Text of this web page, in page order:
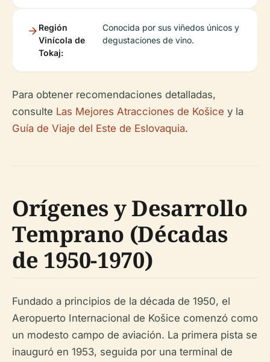
Región
Vinícola de
Tokaj:
Conocida por sus viñedos únicos y
degustaciones de vino.
Para obtener recomendaciones detalladas,
consulte Las Mejores Atracciones de Košice y la
Guía de Viaje del Este de Eslovaquia.
Orígenes y Desarrollo
Temprano (Décadas
de 1950-1970)
Fundado a principios de la década de 1950, el
Aeropuerto Internacional de Košice comenzó como
un modesto campo de aviación. La primera pista se
inauguró en 1953, seguida por una terminal de